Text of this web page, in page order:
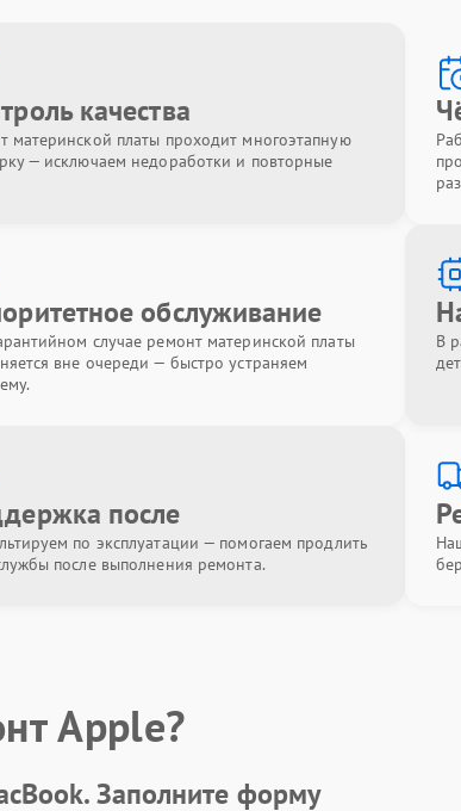
качества
материнской платы проходит многоэтапную
— исключаем недоработки и повторные
обслуживание
случае ремонт материнской платы
вне очереди — быстро устраняем
В
после
по эксплуатации — помогаем продлить
после выполнения ремонта.
Apple?
Заполните форму